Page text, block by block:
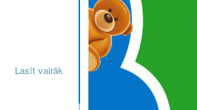
Lasīt vairāk